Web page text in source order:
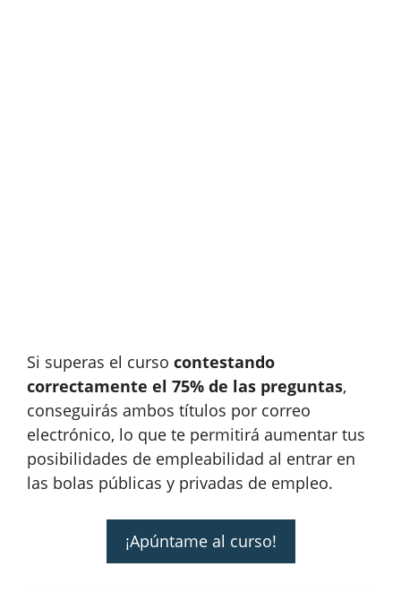
Si superas el curso contestando
correctamente el 75% de las preguntas,
conseguirás ambos títulos por correo
electrónico, lo que te permitirá aumentar tus
posibilidades de empleabilidad al entrar en
las bolas públicas y privadas de empleo.
¡Apúntame al curso!